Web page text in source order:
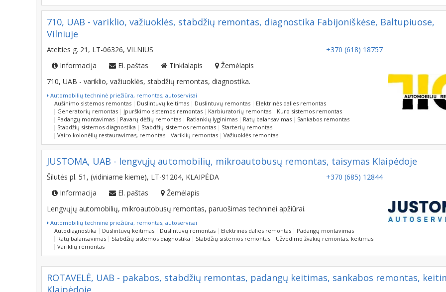
710, UAB - variklio, važiuoklės, stabdžių remontas, diagnostika Fabijoniškėse, Baltupiuose,
Vilniuje
Ateities g. 21, LT-06326, VILNIUS
+370 (618) 18757
Informacija
El. paštas Tinklalapis
Žemėlapis
710, UAB - variklio, važiuoklės, stabdžių remontas, diagnostika.
Automobilių techninė priežiūra, remontas, autoservisai
Aušinimo sistemos remontas
Duslintuvų keitimas Duslintuvų remontas
Elektrinės dalies remontas
Generatorių remontas
Įpurškimo sistemos remontas Karbiuratorių remontas
Kuro sistemos remontas
Padangų montavimas
Pavarų dėžių remontas Ratlankių lyginimas Ratų balansavimas
Sankabos remontas
Stabdžių sistemos diagnostika
Stabdžių sistemos remontas
Starterių remontas
Vairo kolonėlių restauravimas, remontas
Variklių remontas Važiuoklės remontas
JUSTOMA, UAB - lengvųjų automobilių, mikroautobusų remontas, taisymas Klaipėdoje
Šilutės pl. 51, (vidiniame kieme), LT-91204, KLAIPĖDA
+370 (685) 12844
Informacija
El. paštas
Žemėlapis
Lengvųjų automobilių, mikroautobusų remontas, paruošimas techninei apžiūrai.
Automobilių techninė priežiūra, remontas, autoservisai
Autodiagnostika
Duslintuvų keitimas Duslintuvų remontas Elektrinės dalies remontas
Padangų montavimas
Ratų balansavimas
Stabdžių sistemos diagnostika Stabdžių sistemos remontas
Užvedimo žvakių remontas, keitimas
Variklių remontas
ROTAVELĖ, UAB - pakabos, stabdžių remontas, padangų keitimas, sankabos remontas,
Klaipėdoje